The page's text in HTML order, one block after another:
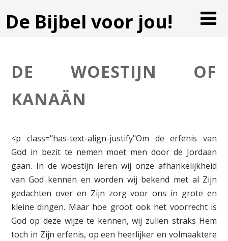
De Bijbel voor jou!
DE WOESTIJN OF
KANAÄN
<p class="has-text-align-justify"Om de erfenis van
God in bezit te nemen moet men door de Jordaan
gaan. In de woestijn leren wij onze afhankelijkheid
van God kennen en worden wij bekend met al Zijn
gedachten over en Zijn zorg voor ons in grote en
kleine dingen. Maar hoe groot ook het voorrecht is
God op deze wijze te kennen, wij zullen straks Hem
toch in Zijn erfenis, op een heerlijker en volmaaktere